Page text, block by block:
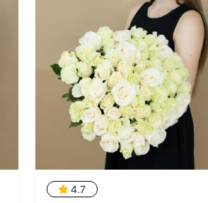
4.7